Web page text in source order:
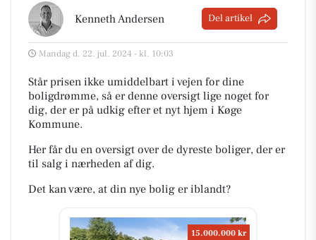
Kenneth Andersen Del artikel
Mandag d. 22. jul. 2024 - kl. 10:03
Står prisen ikke umiddelbart i vejen for dine
boligdrømme, så er denne oversigt lige noget for
dig, der er på udkig efter et nyt hjem i Køge
Kommune.
Her får du en oversigt over de dyreste boliger, der er
til salg i nærheden af dig.
Det kan være, at din nye bolig er iblandt?
15.000.000 kr